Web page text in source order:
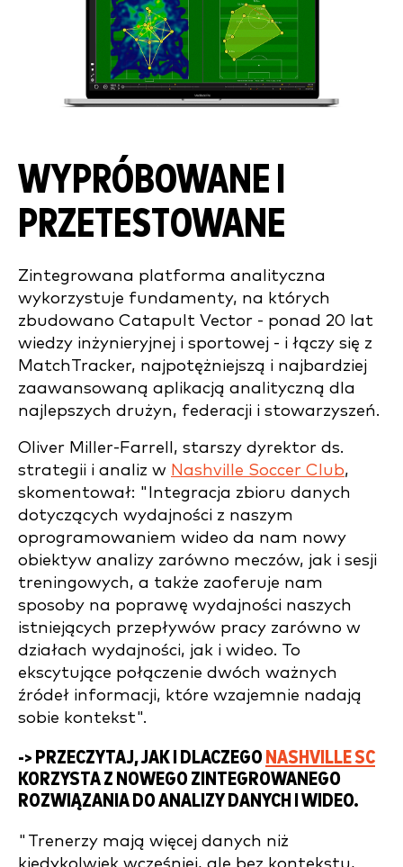
WYPRÓBOWANE I
PRZETESTOWANE
Zintegrowana platforma analityczna
wykorzystuje fundamenty, na których
zbudowano Catapult Vector - ponad 20 lat
wiedzy inżynieryjnej i sportowej - i łączy się z
MatchTracker, najpotężniejszą i najbardziej
zaawansowaną aplikacją analityczną dla
najlepszych drużyn, federacji i stowarzyszeń.
Oliver Miller-Farrell, starszy dyrektor ds.
strategii i analiz w Nashville Soccer Club,
skomentował: "Integracja zbioru danych
dotyczących wydajności z naszym
oprogramowaniem wideo da nam nowy
obiektyw analizy zarówno meczów, jak i sesji
treningowych, a także zaoferuje nam
sposoby na poprawę wydajności naszych
istniejących przepływów pracy zarówno w
działach wydajności, jak i wideo. To
ekscytujące połączenie dwóch ważnych
źródeł informacji, które wzajemnie nadają
sobie kontekst".
-> PRZECZYTAJ, JAK I DLACZEGO NASHVILLE SC
KORZYSTA Z NOWEGO ZINTEGROWANEGO
ROZWIĄZANIA DO ANALIZY DANYCH I WIDEO.
"Trenerzy mają więcej danych niż
kiedykolwiek wcześniej, ale bez kontekstu,